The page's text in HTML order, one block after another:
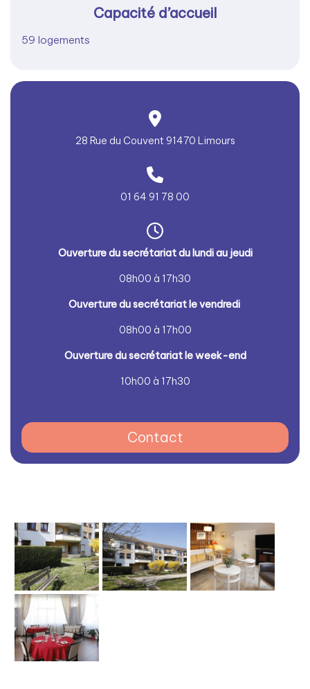
Capacité d’accueil
59 logements
28 Rue du Couvent 91470 Limours
01 64 91 78 00
Ouverture du secrétariat du lundi au jeudi
08h00 à 17h30
Ouverture du secrétariat le vendredi
08h00 à 17h00
Ouverture du secrétariat le week-end
10h00 à 17h30
Contact